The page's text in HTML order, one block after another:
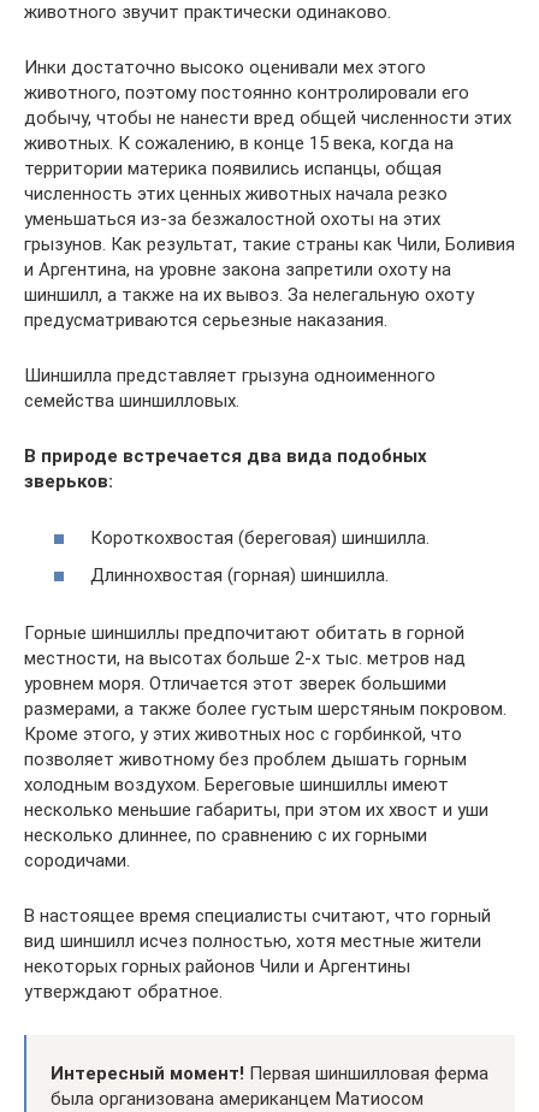
животного звучит практически одинаково.
Инки достаточно высоко оценивали мех этого
животного, поэтому постоянно контролировали его
добычу, чтобы не нанести вред общей численности этих
животных. К сожалению, в конце 15 века, когда на
территории материка появились испанцы, общая
численность этих ценных животных начала резко
уменьшаться из-за безжалостной охоты на этих
грызунов. Как результат, такие страны как Чили, Боливия
и Аргентина, на уровне закона запретили охоту на
шиншилл, а также на их вывоз. За нелегальную охоту
предусматриваются серьезные наказания.
Шиншилла представляет грызуна одноименного
семейства шиншилловых.
В природе встречается два вида подобных
зверьков:
Короткохвостая (береговая) шиншилла.
Длиннохвостая (горная) шиншилла.
Горные шиншиллы предпочитают обитать в горной
местности, на высотах больше 2-х тыс. метров над
уровнем моря. Отличается этот зверек большими
размерами, а также более густым шерстяным покровом.
Кроме этого, у этих животных нос с горбинкой, что
позволяет животному без проблем дышать горным
холодным воздухом. Береговые шиншиллы имеют
несколько меньшие габариты, при этом их хвост и уши
несколько длиннее, по сравнению с их горными
сородичами.
В настоящее время специалисты считают, что горный
вид шиншилл исчез полностью, хотя местные жители
некоторых горных районов Чили и Аргентины
утверждают обратное.
Интересный момент! Первая шиншилловая ферма
была организована американцем Матиосом